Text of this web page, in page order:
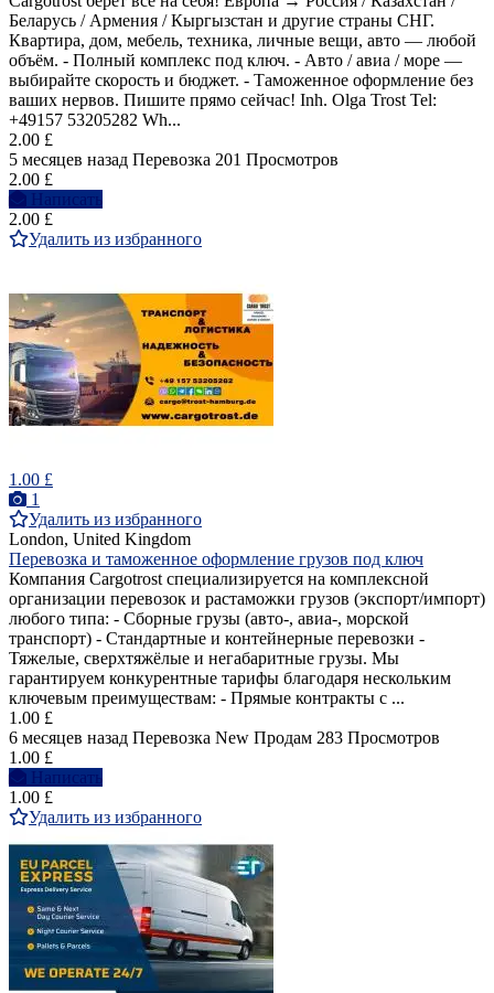
Беларусь / Армения / Кыргызстан и другие страны СНГ.
Квартира, дом, мебель, техника, личные вещи, авто — любой
объём. - Полный комплекс под ключ. - Авто / авиа / море —
выбирайте скорость и бюджет. - Таможенное оформление без
ваших нервов. Пишите прямо сейчас! Inh. Olga Trost Tel:
+49157 53205282 Wh...
2.00 £
5 месяцев назад Перевозка 201 Просмотров
2.00 £
Написать
2.00 £
Удалить из избранного
1.00 £
1
Удалить из избранного
London, United Kingdom
Перевозка и таможенное оформление грузов под ключ
Компания Cargotrost специализируется на комплексной
организации перевозок и растаможки грузов (экспорт/импорт)
любого типа: - Сборные грузы (авто-, авиа-, морской
транспорт) - Стандартные и контейнерные перевозки -
Тяжелые, сверхтяжёлые и негабаритные грузы. Мы
гарантируем конкурентные тарифы благодаря нескольким
ключевым преимуществам: - Прямые контракты с ...
1.00 £
6 месяцев назад Перевозка New Продам 283 Просмотров
1.00 £
Написать
1.00 £
Удалить из избранного